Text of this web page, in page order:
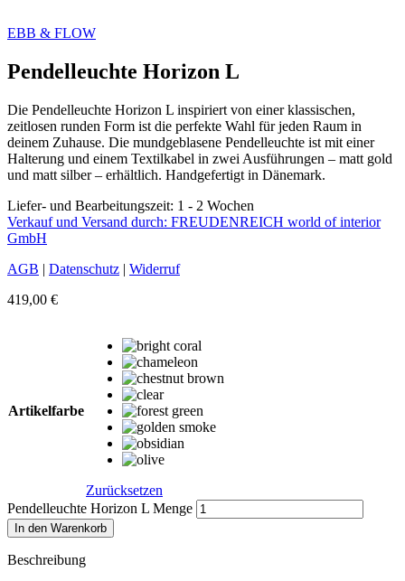
EBB & FLOW
Pendelleuchte Horizon L
Die Pendelleuchte Horizon L inspiriert von einer klassischen,
zeitlosen runden Form ist die perfekte Wahl für jeden Raum in
deinem Zuhause. Die mundgeblasene Pendelleuchte ist mit einer
Halterung und einem Textilkabel in zwei Ausführungen – matt gold
und matt silber – erhältlich. Handgefertigt in Dänemark.
Liefer- und Bearbeitungszeit: 1 - 2 Wochen
Verkauf und Versand durch: FREUDENREICH world of interior
GmbH
AGB | Datenschutz | Widerruf
419,00 €
Artikelfarbe
Zurücksetzen
Pendelleuchte Horizon L Menge
In den Warenkorb
Beschreibung